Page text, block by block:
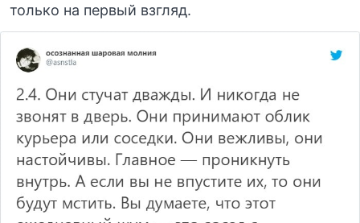
только на первый взгляд.